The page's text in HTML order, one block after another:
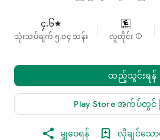
၄.၆star
သုံးသပ်ချက် ၅.၀၄ သန်း လူတိုင်း info
ထည့်သွင်းရန်
Play Store အက်ပ်တွင်
မျှဝေရန် လိုချင်သေ